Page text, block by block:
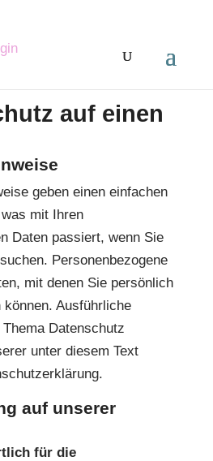
auf einen
geben einen einfachen
mit Ihren
Daten passiert, wenn Sie
Personenbezogene
mit denen Sie persönlich
Ausführliche
Datenschutz
unter diesem Text
auf unserer
für die